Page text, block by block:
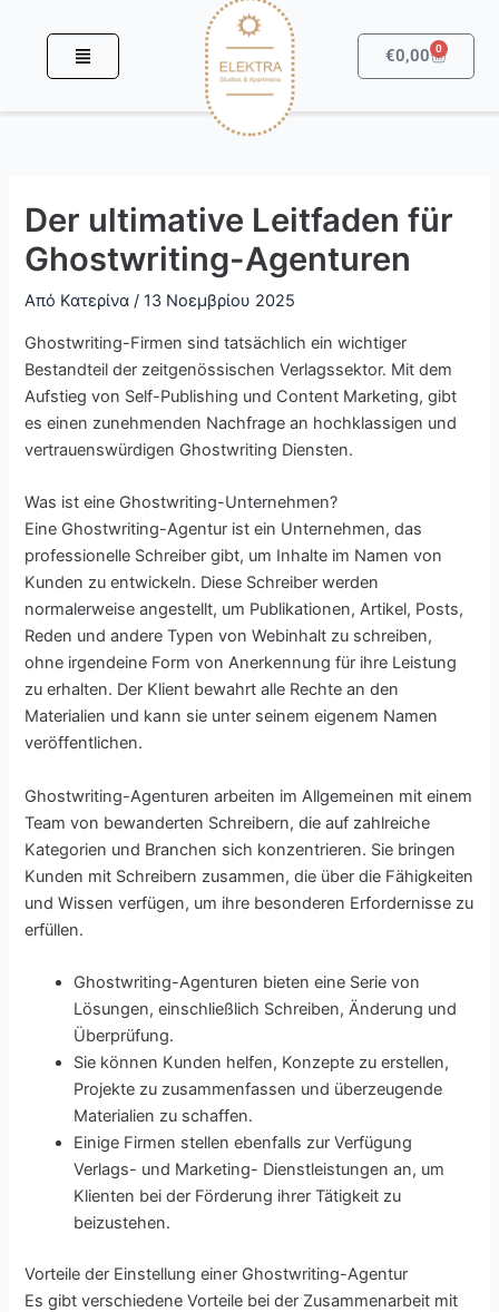
περιεχόμενο
€0,00 0
Der ultimative Leitfaden für
Ghostwriting-Agenturen
Από Κατερίνα/13 Νοεμβρίου 2025
Ghostwriting-Firmen sind tatsächlich ein wichtiger
Bestandteil der zeitgenössischen Verlagssektor. Mit dem
Aufstieg von Self-Publishing und Content Marketing, gibt
es einen zunehmenden Nachfrage an hochklassigen und
vertrauenswürdigen Ghostwriting Diensten.
Was ist eine Ghostwriting-Unternehmen?
Eine Ghostwriting-Agentur ist ein Unternehmen, das
professionelle Schreiber gibt, um Inhalte im Namen von
Kunden zu entwickeln. Diese Schreiber werden
normalerweise angestellt, um Publikationen, Artikel, Posts,
Reden und andere Typen von Webinhalt zu schreiben,
ohne irgendeine Form von Anerkennung für ihre Leistung
zu erhalten. Der Klient bewahrt alle Rechte an den
Materialien und kann sie unter seinem eigenem Namen
veröffentlichen.
Ghostwriting-Agenturen arbeiten im Allgemeinen mit einem
Team von bewanderten Schreibern, die auf zahlreiche
Kategorien und Branchen sich konzentrieren. Sie bringen
Kunden mit Schreibern zusammen, die über die Fähigkeiten
und Wissen verfügen, um ihre besonderen Erfordernisse zu
erfüllen.
Ghostwriting-Agenturen bieten eine Serie von
Lösungen, einschließlich Schreiben, Änderung und
Überprüfung.
Sie können Kunden helfen, Konzepte zu erstellen,
Projekte zu zusammenfassen und überzeugende
Materialien zu schaffen.
Einige Firmen stellen ebenfalls zur Verfügung
Verlags- und Marketing- Dienstleistungen an, um
Klienten bei der Förderung ihrer Tätigkeit zu
beizustehen.
Vorteile der Einstellung einer Ghostwriting-Agentur
Es gibt verschiedene Vorteile bei der Zusammenarbeit mit